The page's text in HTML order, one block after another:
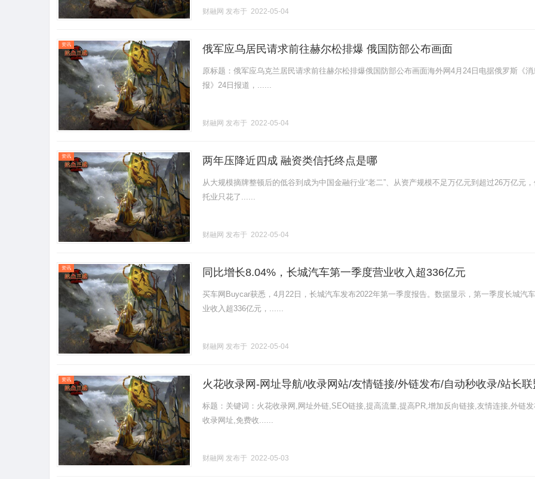
财融网 发布于 2022-05-04
资讯 俄军应乌居民请求前往赫尔松排爆 俄国防部公布画面
原标题：俄军应乌克兰居民请求前往赫尔松排爆俄国防部公布画面海外网4月24日电据俄罗斯《消
报》24日报道，......
财融网 发布于 2022-05-04
资讯 两年压降近四成 融资类信托终点是哪
从大规模摘牌整顿后的低谷到成为中国金融行业“老二”、从资产规模不足万亿元到超过26万亿元
托业只花了......
财融网 发布于 2022-05-04
资讯 同比增长8.04%，长城汽车第一季度营业收入超336亿元
买车网Buycar获悉，4月22日，长城汽车发布2022年第一季度报告。数据显示，第一季度长城汽
业收入超336亿元，......
财融网 发布于 2022-05-04
资讯 火花收录网-网址导航/收录网站/友情链接/外链发布/自动秒收录/站长联
标题：关键词：火花收录网,网址外链,SEO链接,提高流量,提高PR,增加反向链接,友情连接,外链发
收录网址,免费收......
财融网 发布于 2022-05-03